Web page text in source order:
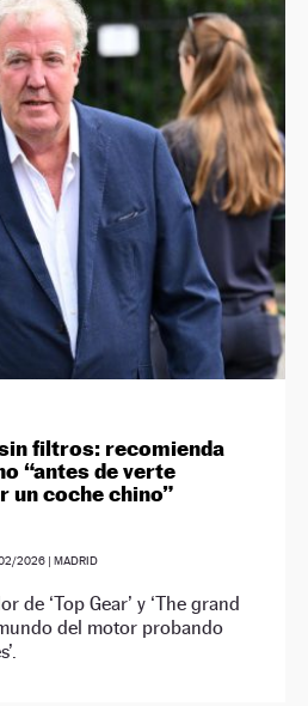
filtros: recomienda
“antes de verte
un coche chino”
2026 | MADRID
de ‘Top Gear’ y ‘The grand
del motor probando